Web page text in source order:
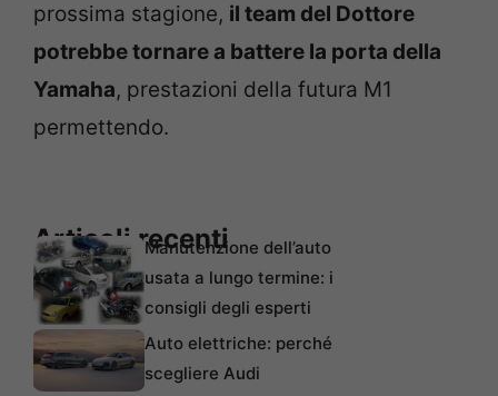
prossima stagione, il team del Dottore
potrebbe tornare a battere la porta della
Yamaha, prestazioni della futura M1
permettendo.
Articoli recentiManutenzione dell’auto
usata a lungo termine: i
consigli degli esperti
Auto elettriche: perché
scegliere Audi